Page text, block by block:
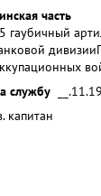
часть
гаубичный
дивизии
службу
капитан